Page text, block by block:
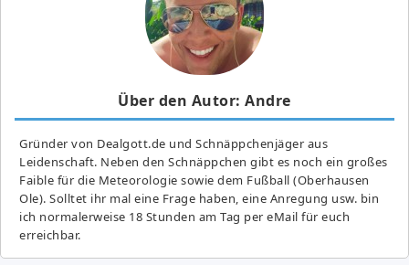
Über den Autor: Andre
Gründer von Dealgott.de und Schnäppchenjäger aus
Leidenschaft. Neben den Schnäppchen gibt es noch ein großes
Fai­ble für die Meteorologie sowie dem Fußball (Oberhausen
Ole). Solltet ihr mal eine Frage haben, eine Anregung usw. bin
ich normalerweise 18 Stunden am Tag per eMail für euch
erreichbar.